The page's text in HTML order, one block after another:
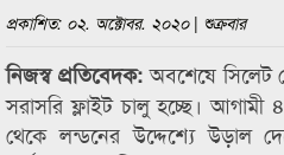
প্রকাশিত: ০২. অক্টোবর. ২০২০ | শুক্রবার
নিজস্ব প্রতিবেদক:অবশেষে সিলেট
সরাসরি ফ্লাইট চালু হচ্ছে। আগামী
থেকে লন্ডনের উদ্দেশ্যে উড়াল